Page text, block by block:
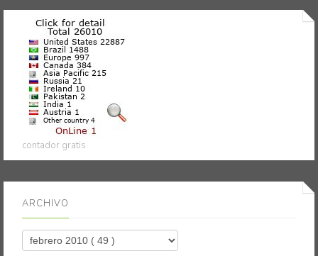
contador gratis
ARCHIVO